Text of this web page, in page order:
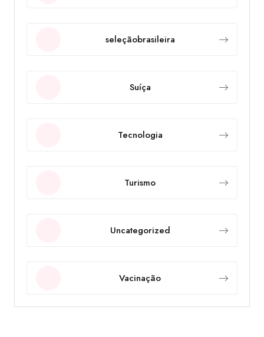
seleçãobrasileira
Suíça
Tecnologia
Turismo
Uncategorized
Vacinação